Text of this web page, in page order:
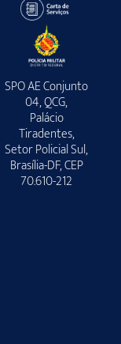
SPO AE Conjunto
04, QCG,
Palácio
Tiradentes,
Setor Policial Sul,
Brasília-DF, CEP
70.610-212